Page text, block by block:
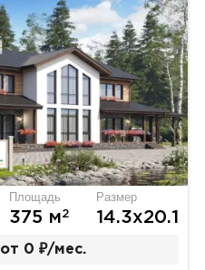
Площадь
375 м2
Размер
14.3х20.1
от 0 ₽/мес.